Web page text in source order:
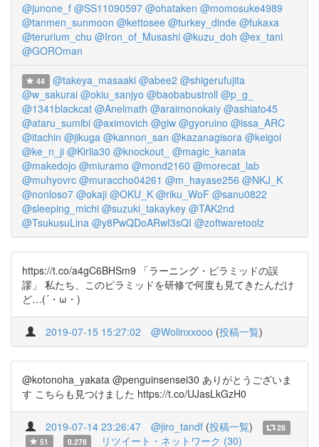
@junone_f @SS11090597 @ohataken @momosuke4989
@tanmen_sunmoon @kettosee @turkey_dinde @fukaxa
@terurium_chu @Iron_of_Musashi @kuzu_doh @ex_tani
@GOROman
44 @takeya_masaaki @abee2 @shigerufujita
@w_sakurai @okiu_sanjyo @baobabustroll @p_g_
@1341blackcat @Anelmath @araimonokaiy @ashiato45
@ataru_sumibi @aximovich @giw @gyoruino @issa_ARC
@itachin @jikuga @kannon_san @kazanagisora @keigoi
@ke_n_ji @Kirlia30 @knockout_ @magic_kanata
@makedojo @miuramo @mond2160 @morecat_lab
@muhyovrc @muraccho04261 @m_hayase256 @NKJ_K
@nonloso7 @okaji @OKU_K @riku_WoF @sanu0822
@sleeping_michi @suzuki_takaykey @TAK2nd
@TsukusuLina @y8PwQDoARwI3sQI @zoftwaretoolz
https://t.co/a4gC6BHSm9 「ラーニング・ピラミッドの誤
謬」 私たち、このピラミッドを研修で何度も見てきたんだけ
ど…(´・ω・)
2019-07-15 15:27:02 @Wolinxxooo (投稿一覧)
@kotonoha_yakata @penguinsensei30 ありがとうございま
す こちらも見つけました https://t.co/UJasLkGzH0
2019-07-14 23:26:47 @jiro_tandf (投稿一覧)
28
51
0.278 リツイート・ネットワーク (30)